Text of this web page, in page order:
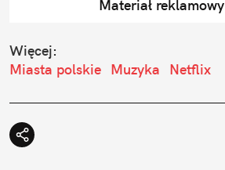
Materiał reklamowy
Więcej:
Miasta polskie Muzyka Netflix